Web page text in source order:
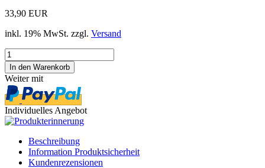
33,90 EUR
inkl. 19% MwSt. zzgl. Versand
Weiter mit
Individuelles Angebot
Beschreibung
Information Produktsicherheit
Kundenrezensionen